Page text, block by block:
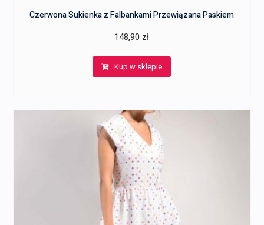
Czerwona Sukienka z Falbankami Przewiązana Paskiem
148,90 zł
Kup w sklepie